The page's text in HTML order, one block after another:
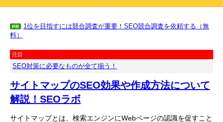
PR
1位を目指すには競合調査が重要！SEO競合調査を依頼する（無
料）
注目
SEO対策に必要なものが全て揃う！
サイトマップのSEO効果や作成方法について
解説！SEOラボ
サイトマップとは、検索エンジンにWebページの認識を促すこと